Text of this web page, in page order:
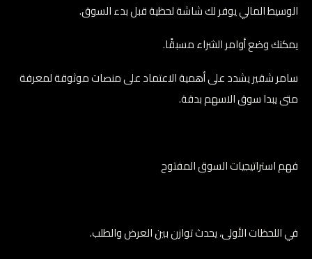
الوسيط المالي يوفر لك شاشة لحظية قبل بدء السوق.
يمكنك وضع أوامر الشراء مسبقًا.
سامر شقير يشدد على أهمية الاعتماد على منصات موثوقة لمعرفة
متى يبدا سوق الاسهم بدقة.
فهم استراتيجيات السوق المفتوح
في اللحظات الأولى، يحدث توازن بين العرض والطلب.